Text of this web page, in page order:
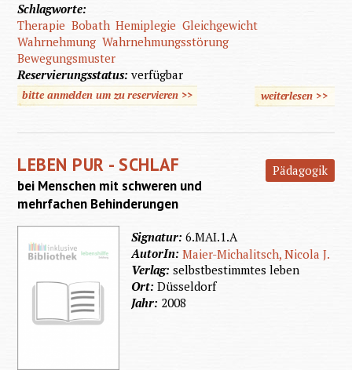
Schlagworte:
Therapie Bobath Hemiplegie Gleichgewicht
Wahrnehmung Wahrnehmungsstörung
Bewegungsmuster
Reservierungsstatus:verfügbar
bitte anmelden um zu reservieren >> weiterlesen>>
LEBEN PUR - SCHLAF Pädagogik
bei Menschen mit schweren und
mehrfachen Behinderungen
Signatur:6.MAI.1.A
AutorIn:Maier-Michalitsch, Nicola J.
Verlag:selbstbestimmtes leben
Ort:Düsseldorf
Jahr: 2008